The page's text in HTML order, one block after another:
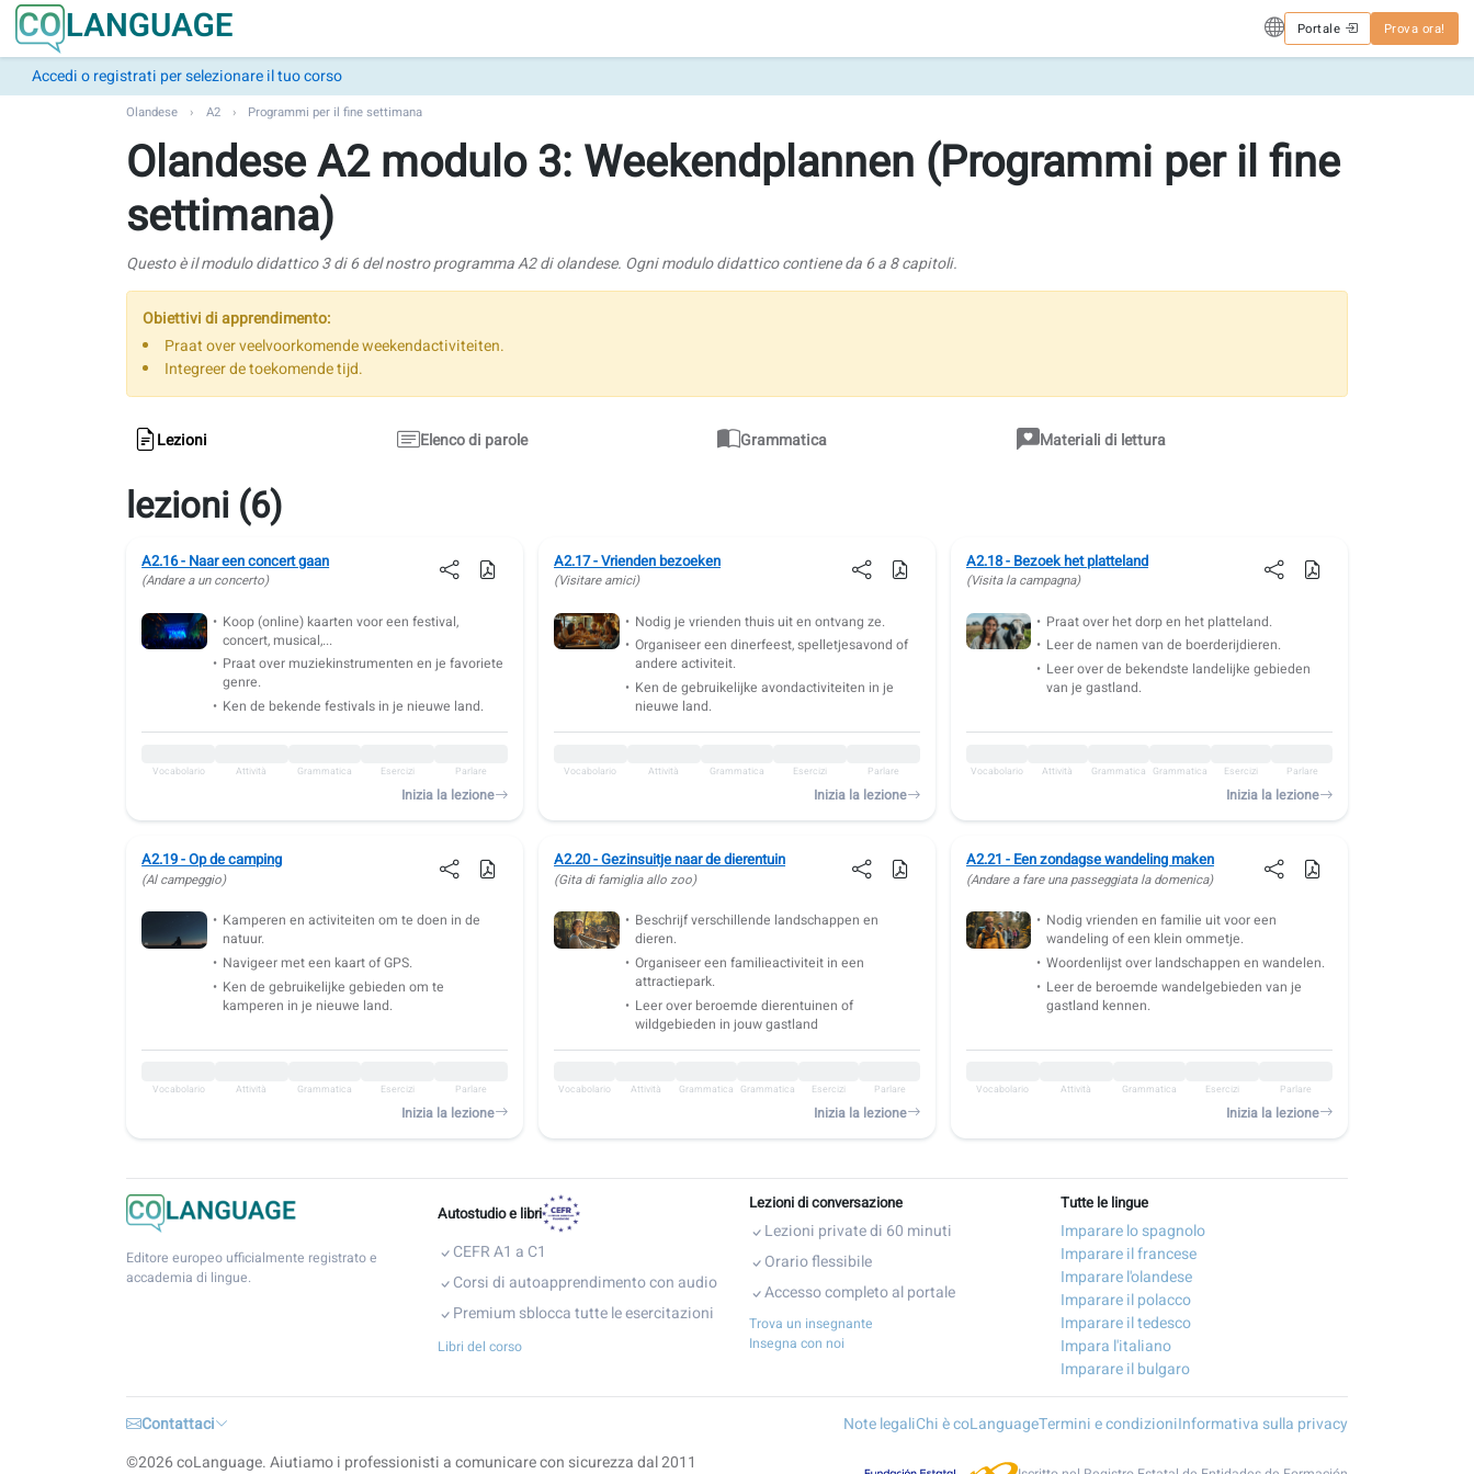
Portale Prova ora!
Accedi o registrati per selezionare il tuo corso
Olandese A2 Programmi per il fine settimana
Olandese A2 modulo 3: Weekendplannen (Programmi per il fine
settimana)
Questo è il modulo didattico 3 di 6 del nostro programma A2 di olandese. Ogni modulo didattico contiene da 6 a 8 capitoli.
Obiettivi di apprendimento:
Praat over veelvoorkomende weekendactiviteiten.
Integreer de toekomende tijd.
Lezioni Elenco di parole Grammatica Materiali di lettura
lezioni (6)
A2.16 - Naar een concert gaan
(Andare a un concerto)
Koop (online) kaarten voor een festival,
concert, musical,...
Praat over muziekinstrumenten en je favoriete
genre.
Ken de bekende festivals in je nieuwe land.
Vocabolario Attività Grammatica Esercizi Parlare
Inizia la lezione
A2.17 - Vrienden bezoeken
(Visitare amici)
Nodig je vrienden thuis uit en ontvang ze.
Organiseer een dinerfeest, spelletjesavond of
andere activiteit.
Ken de gebruikelijke avondactiviteiten in je
nieuwe land.
Vocabolario Attività Grammatica Esercizi Parlare
Inizia la lezione
A2.18 - Bezoek het platteland
(Visita la campagna)
Praat over het dorp en het platteland.
Leer de namen van de boerderijdieren.
Leer over de bekendste landelijke gebieden
van je gastland.
Vocabolario Attività Grammatica Grammatica Esercizi Parlare
Inizia la lezione
A2.19 - Op de camping
(Al campeggio)
Kamperen en activiteiten om te doen in de
natuur.
Navigeer met een kaart of GPS.
Ken de gebruikelijke gebieden om te
kamperen in je nieuwe land.
Vocabolario Attività Grammatica Esercizi Parlare
Inizia la lezione
A2.20 - Gezinsuitje naar de dierentuin
(Gita di famiglia allo zoo)
Beschrijf verschillende landschappen en
dieren.
Organiseer een familieactiviteit in een
attractiepark.
Leer over beroemde dierentuinen of
wildgebieden in jouw gastland
Vocabolario Attività Grammatica Grammatica Esercizi Parlare
Inizia la lezione
A2.21 - Een zondagse wandeling maken
(Andare a fare una passeggiata la domenica)
Nodig vrienden en familie uit voor een
wandeling of een klein ommetje.
Woordenlijst over landschappen en wandelen.
Leer de beroemde wandelgebieden van je
gastland kennen.
Vocabolario Attività Grammatica Esercizi Parlare
Inizia la lezione
Editore europeo ufficialmente registrato e
accademia di lingue.
Autostudio e libri
CEFR A1 a C1
Corsi di autoapprendimento con audio
Premium sblocca tutte le esercitazioni
Libri del corso
Lezioni di conversazione
Lezioni private di 60 minuti
Orario flessibile
Accesso completo al portale
Trova un insegnante
Insegna con noi
Tutte le lingue
Imparare lo spagnolo
Imparare il francese
Imparare l'olandese
Imparare il polacco
Imparare il tedesco
Impara l'italiano
Imparare il bulgaro
Contattaci Note legaliChi è coLanguageTermini e condizioniInformativa sulla privacy
©2026 coLanguage. Aiutiamo i professionisti a comunicare con sicurezza dal 2011